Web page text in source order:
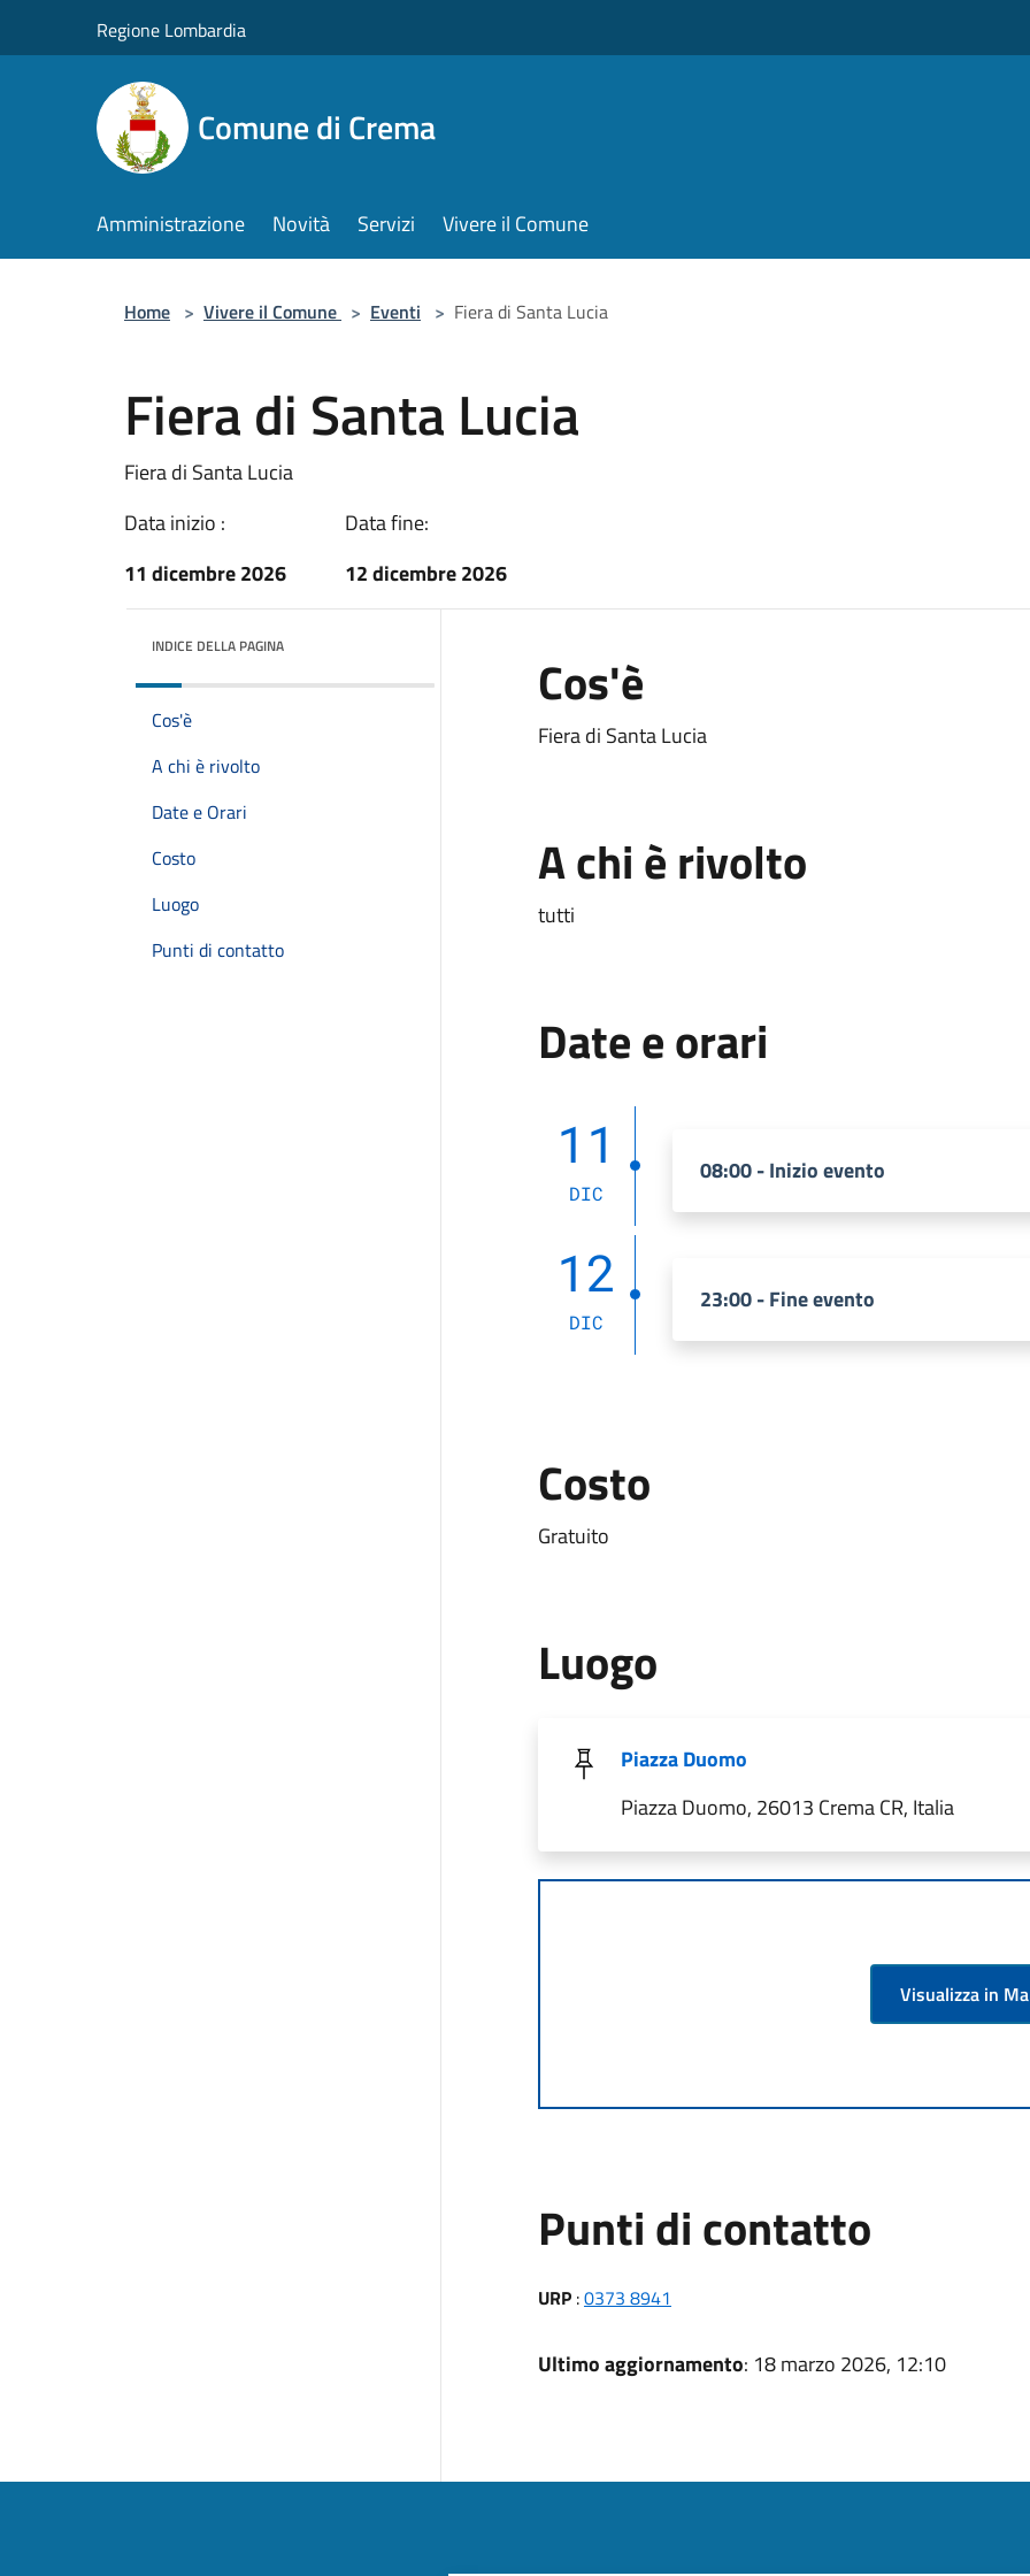
Regione Lombardia
Comune di Crema
Amministrazione Novità Servizi Vivere il Comune
Home > Vivere il Comune > Eventi > Fiera di Santa Lucia
Fiera di Santa Lucia
Fiera di Santa Lucia
Data inizio :
11 dicembre 2026
Data fine:
12 dicembre 2026
INDICE DELLA PAGINA
Cos'è
A chi è rivolto
Date e Orari
Costo
Luogo
Punti di contatto
Cos'è
Fiera di Santa Lucia
A chi è rivolto
tutti
Date e orari
11
DIC
08:00 - Inizio evento
12
DIC
23:00 - Fine evento
Costo
Gratuito
Luogo
Piazza Duomo
Piazza Duomo, 26013 Crema CR, Italia
Visualizza in
Punti di contatto
URP:0373 8941
Ultimo aggiornamento: 18 marzo 2026, 12:10